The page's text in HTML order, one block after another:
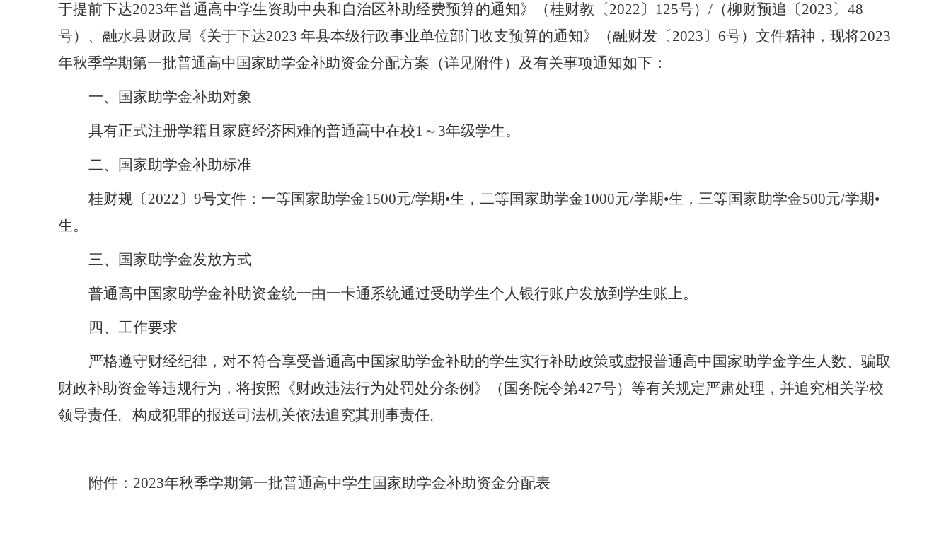
于提前下达2023年普通高中学生资助中央和自治区补助经费预算的通知》（桂财教〔2022〕 125号） / （柳财预追 〔2023〕 48
号）、融水县财政局《关于下达2023 年县本级行政事业单位部门收支预算的通知》（融财发〔2023〕 6号） 文件精神 ，现将2023
年秋季学期第一批普通高中国家助学金补助资金分配方案（详见附件）及有关事项通知如下：
一、
国家助学金补助对象
具有正式注册学籍且家庭经济困难的普通高中在校1～3年级学生。
二、 国家助学金补助标准
桂财规〔2022〕 9号文件 ： 一等国家助学金1500元/学期•生，二等国家助学金1000元/学期•生 ， 三等国家助学金500元/学期•
生。
三、
国家助学金发放方式
普通高中国家助学金补助资金统一由一卡通系统通过受助学生个人银行账户发放到学生账上。
四、工作要求
严格遵守财经纪律，对不符合享受普通高中国家助学金补助的学生实行补助政策或虚报普通高中国家助学金学生人数、骗取
财政补助资金等违规行为，将按照《财政违法行为处罚处分条例》（国务院令第427号）等有关规定严肃处理，并追究相关学校
领导责任。构成犯罪的报送司法机关依法追究其刑事责任。
附件： 2023年秋季学期第一批普通高中学生国家助学金补助资金分配表